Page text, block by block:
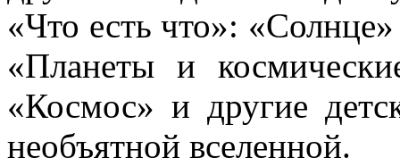
«Что есть что»:
«Планеты и
«Космос» и другие
необъятной вселенной.